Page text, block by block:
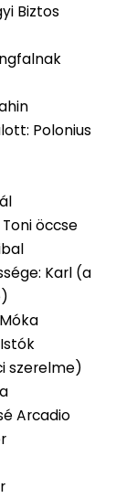
Biztos
Polonius
öccse
Karl (a
szerelme)
Arcadio